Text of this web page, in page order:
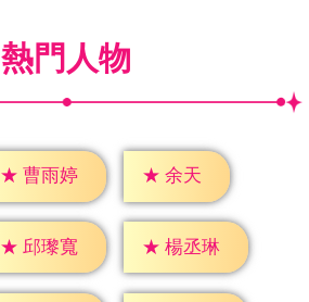
熱門人物
★ 曹雨婷 ★ 余天
★ 邱瓈寬 ★ 楊丞琳